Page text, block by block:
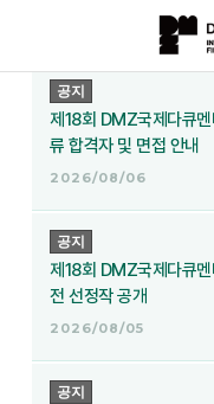
공지
제18회 DMZ국제다큐
류 합격자 및 면접 안내
2026/08/06
공지
제18회 DMZ국제다큐
전 선정작 공개
2026/08/05
공지